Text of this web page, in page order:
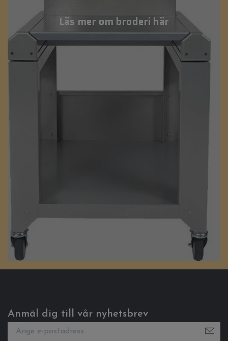
Läs mer om broderi här
Anmäl dig till vår nyhetsbrev